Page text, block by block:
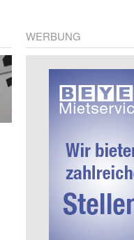
WERBUNG